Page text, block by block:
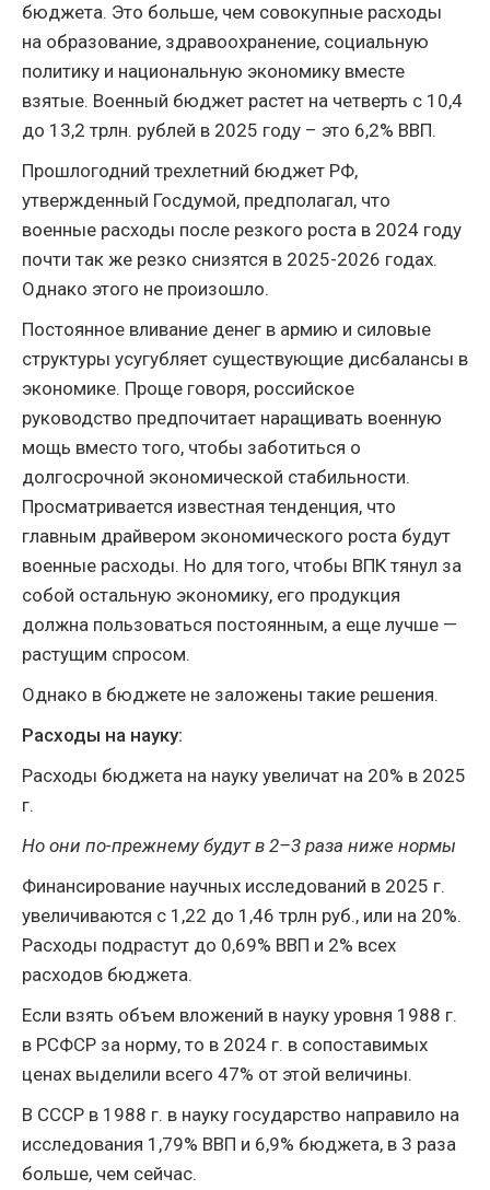
бюджета. Это больше, чем совокупные расходы
на образование, здравоохранение, социальную
политику и национальную экономику вместе
взятые. Военный бюджет растет на четверть с 10,4
до 13,2 трлн. рублей в 2025 году – это 6,2% ВВП.
Прошлогодний трехлетний бюджет РФ,
утвержденный Госдумой, предполагал, что
военные расходы после резкого роста в 2024 году
почти так же резко снизятся в 2025-2026 годах.
Однако этого не произошло.
Постоянное вливание денег в армию и силовые
структуры усугубляет существующие дисбалансы в
экономике. Проще говоря, российское
руководство предпочитает наращивать военную
мощь вместо того, чтобы заботиться о
долгосрочной экономической стабильности.
Просматривается известная тенденция, что
главным драйвером экономического роста будут
военные расходы. Но для того, чтобы ВПК тянул за
собой остальную экономику, его продукция
должна пользоваться постоянным, а еще лучше —
растущим спросом.
Однако в бюджете не заложены такие решения.
Расходы на науку:
Расходы бюджета на науку увеличат на 20% в 2025
г.
Но они по-прежнему будут в 2–3 раза ниже нормы
Финансирование научных исследований в 2025 г.
увеличиваются с 1,22 до 1,46 трлн руб., или на 20%.
Расходы подрастут до 0,69% ВВП и 2% всех
расходов бюджета.
Если взять объем вложений в науку уровня 1988 г.
в РСФСР за норму, то в 2024 г. в сопоставимых
ценах выделили всего 47% от этой величины.
В СССР в 1988 г. в науку государство направило на
исследования 1,79% ВВП и 6,9% бюджета, в 3 раза
больше, чем сейчас.